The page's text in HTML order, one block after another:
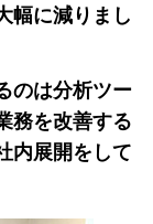
幅に減りまし
のは分析ツー
務を改善する
内展開をして